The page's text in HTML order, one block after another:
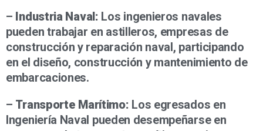
– Industria Naval: Los ingenieros navales
pueden trabajar en astilleros, empresas de
construcción y reparación naval, participando
en el diseño, construcción y mantenimiento de
embarcaciones.
– Transporte Marítimo: Los egresados en
Ingeniería Naval pueden desempeñarse en